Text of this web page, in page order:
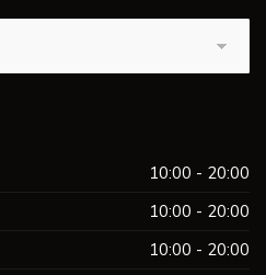
10:00 - 20:00
10:00 - 20:00
10:00 - 20:00